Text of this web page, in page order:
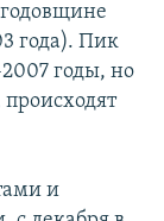
года). Пик
годы, но
и